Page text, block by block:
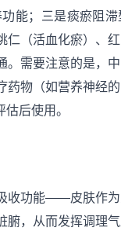
能；三是痰瘀阻
（活血化瘀）、
。需要注意的是，
物（如营养神经
后使用。
收功能——皮肤作
，从而发挥调理气